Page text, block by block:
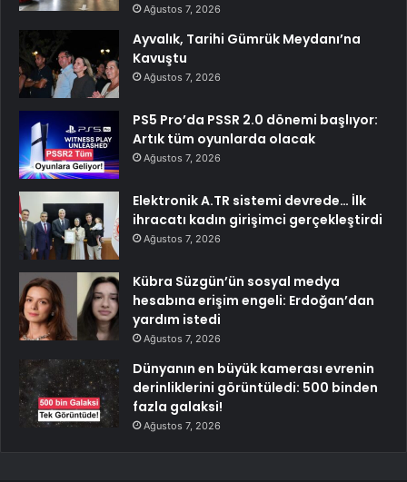
Ağustos 7, 2026
Ayvalık, Tarihi Gümrük Meydanı’na
Kavuştu
Ağustos 7, 2026
PS5 Pro’da PSSR 2.0 dönemi başlıyor:
Artık tüm oyunlarda olacak
Ağustos 7, 2026
Elektronik A.TR sistemi devrede… İlk
ihracatı kadın girişimci gerçekleştirdi
Ağustos 7, 2026
Kübra Süzgün’ün sosyal medya
hesabına erişim engeli: Erdoğan’dan
yardım istedi
Ağustos 7, 2026
Dünyanın en büyük kamerası evrenin
derinliklerini görüntüledi: 500 binden
fazla galaksi!
Ağustos 7, 2026